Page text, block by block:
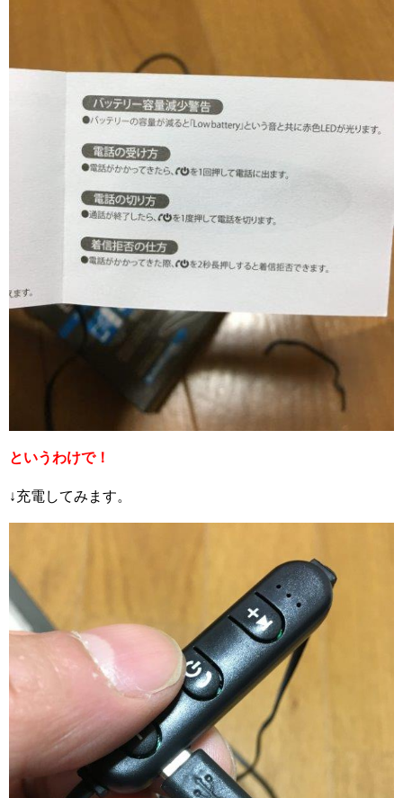
というわけで！
↓充電してみます。